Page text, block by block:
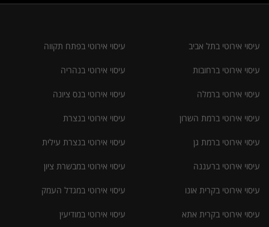
עיסוי אירוטי בתל אביב
עיסוי אירוטי ברחובות
עיסוי אירוטי ברמלה
עיסוי אירוטי ברמת השרון
עיסוי אירוטי ברמת גן
עיסוי אירוטי ברעננה
עיסוי אירוטי בקרית אונו
עיסוי אירוטי בקרית אתא
עיסוי אירוטי בפתח תקווה
עיסוי אירוטי בנהריה
עיסוי אירוטי בנס ציונה
עיסוי אירוטי בנצרת
עיסוי אירוטי בנצרת עילית
עיסוי אירוטי במבשרת ציון
עיסוי אירוטי במגדל העמק
עיסוי אירוטי במודיעין